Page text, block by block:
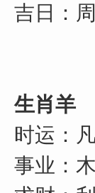
吉日：
生肖羊
时运：
事业：